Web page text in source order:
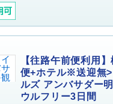
【往路午前便利用
便+ホテル※送迎無>
ルズ アンバサダー
ウルフリー3日間